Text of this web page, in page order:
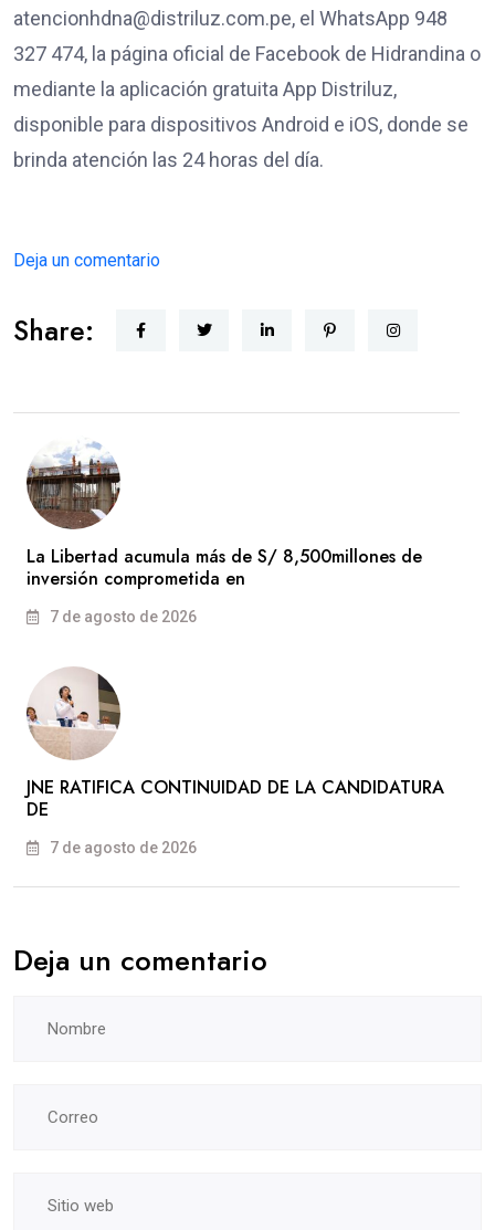
atencionhdna@distriluz.com.pe, el WhatsApp 948
327 474, la página oficial de Facebook de Hidrandina o
mediante la aplicación gratuita App Distriluz,
disponible para dispositivos Android e iOS, donde se
brinda atención las 24 horas del día.
Deja un comentario
Share:
La Libertad acumula más de S/ 8,500millones de
inversión comprometida en
7 de agosto de 2026
JNE RATIFICA CONTINUIDAD DE LA CANDIDATURA
DE
7 de agosto de 2026
Deja un comentario